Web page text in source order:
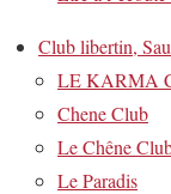
Club libertin,
LE KARMA
Chene Club
Le Chêne
Le Paradis